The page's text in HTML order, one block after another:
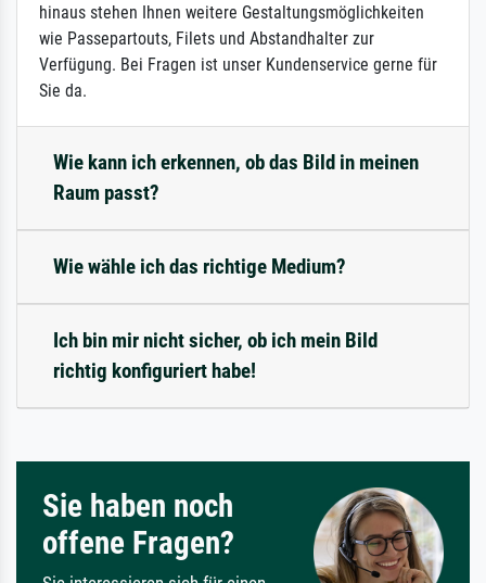
hinaus stehen Ihnen weitere Gestaltungsmöglichkeiten
wie Passepartouts, Filets und Abstandhalter zur
Verfügung. Bei Fragen ist unser Kundenservice gerne für
Sie da.
Wie kann ich erkennen, ob das Bild in meinen
Raum passt?
Wie wähle ich das richtige Medium?
Ich bin mir nicht sicher, ob ich mein Bild
richtig konfiguriert habe!
Sie haben noch
offene Fragen?